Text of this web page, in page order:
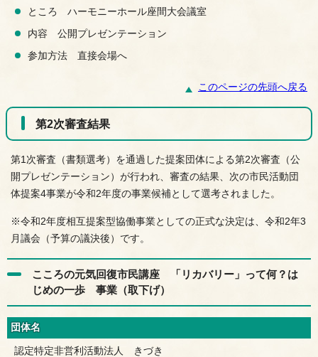
ところ ハーモニーホール座間大会議室
内容 公開プレゼンテーション
参加方法 直接会場へ
このページの先頭へ戻る
第2次審査結果
第1次審査（書類選考）を通過した提案団体による第2次審査（公
開プレゼンテーション）が行われ、審査の結果、次の市民活動団
体提案4事業が令和2年度の事業候補として選考されました。
※令和2年度相互提案型協働事業としての正式な決定は、令和2年3
月議会（予算の議決後）です。
こころの元気回復市民講座 「リカバリー」って何？は
じめの一歩 事業（取下げ）
団体名
認定特定非営利活動法人 きづき